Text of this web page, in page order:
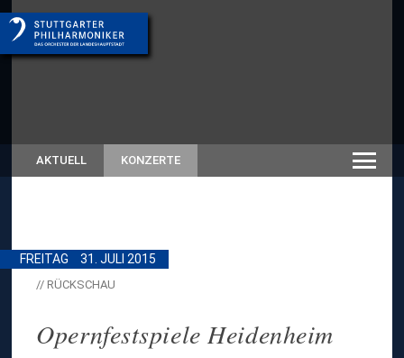
AKTUELL KONZERTE
FREITAG 31. JULI 2015
// RÜCKSCHAU
Opernfestspiele Heidenheim